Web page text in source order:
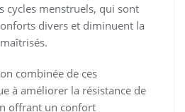
cycles menstruels, qui sont
divers et diminuent la
combinée de ces
à améliorer la résistance de
offrant un confort